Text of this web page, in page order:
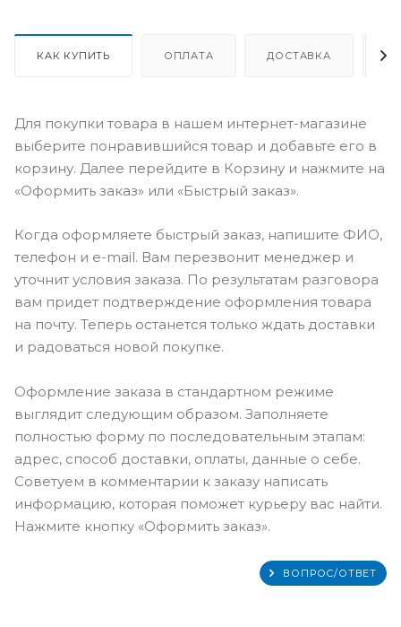
КАК КУПИТЬ ОПЛАТА ДОСТАВКА
Для покупки товара в нашем интернет-магазине
выберите понравившийся товар и добавьте его в
корзину. Далее перейдите в Корзину и нажмите на
«Оформить заказ» или «Быстрый заказ».
Когда оформляете быстрый заказ, напишите ФИО,
телефон и e-mail. Вам перезвонит менеджер и
уточнит условия заказа. По результатам разговора
вам придет подтверждение оформления товара
на почту. Теперь останется только ждать доставки
и радоваться новой покупке.
Оформление заказа в стандартном режиме
выглядит следующим образом. Заполняете
полностью форму по последовательным этапам:
адрес, способ доставки, оплаты, данные о себе.
Советуем в комментарии к заказу написать
информацию, которая поможет курьеру вас найти.
Нажмите кнопку «Оформить заказ».
ВОПРОС/ОТВЕТ